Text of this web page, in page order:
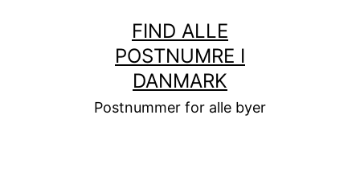
FIND ALLE
POSTNUMRE I
DANMARK
Postnummer for alle byer